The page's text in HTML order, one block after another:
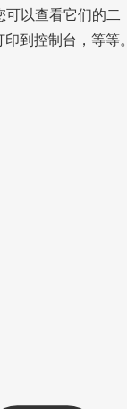
可以查看它们的二
到控制台，等等